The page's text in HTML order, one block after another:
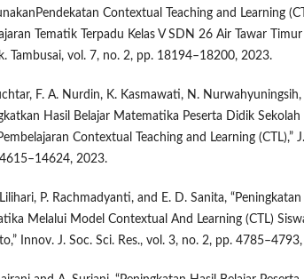
Contextual Teaching and Learning
Tematik Terpadu Kelas V SDN 26 Air Tawar Timur
Tambusai, vol. 7, no. 2, pp. 18194–18200, 2023.
F. A. Nurdin, K. Kasmawati, N. Nurwahyuningsih,
Hasil Belajar Matematika Peserta Didik
Contextual Teaching and Learning (CTL),”
2023.
Lilihari, P. Rachmadyanti, and E. D. Sanita,
Melalui Model Contextual And Learning (CTL)
Innov. J. Soc. Sci. Res., vol. 3, no. 2, pp.